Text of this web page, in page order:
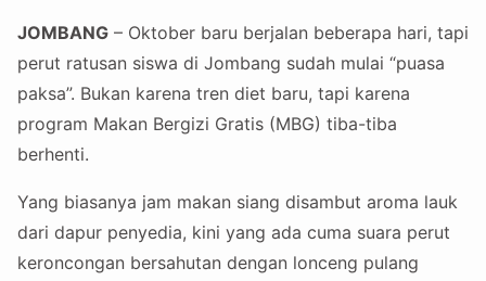
JOMBANG – Oktober baru berjalan beberapa hari, tapi
perut ratusan siswa di Jombang sudah mulai “puasa
paksa”. Bukan karena tren diet baru, tapi karena
program Makan Bergizi Gratis (MBG) tiba-tiba
berhenti.
Yang biasanya jam makan siang disambut aroma lauk
dari dapur penyedia, kini yang ada cuma suara perut
keroncongan bersahutan dengan lonceng pulang